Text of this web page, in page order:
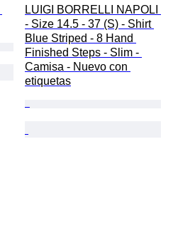
LUIGI BORRELLI NAPOLI
- Size 14.5 - 37 (S) - Shirt
Blue Striped - 8 Hand
Finished Steps - Slim -
Camisa - Nuevo con
etiquetas